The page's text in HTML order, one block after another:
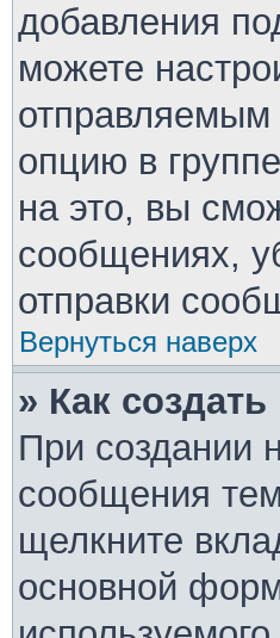
добавления
можете
опцию в
на это, вы
сообщениях,
отправки
Вернуться наверх
» Как
При создании
сообщения
щелкните
основной